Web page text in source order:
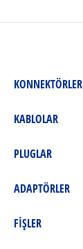
KONNEKTÖRLER
KABLOLAR
PLUGLAR
ADAPTÖRLER
FİŞLER